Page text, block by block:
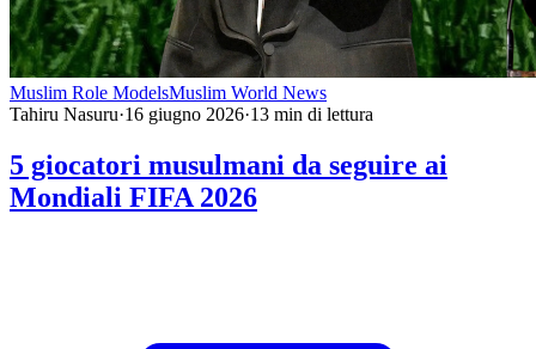
Muslim Role ModelsMuslim World News
Tahiru Nasuru·16 giugno 2026·13 min di lettura
5 giocatori musulmani da seguire ai
Mondiali FIFA 2026